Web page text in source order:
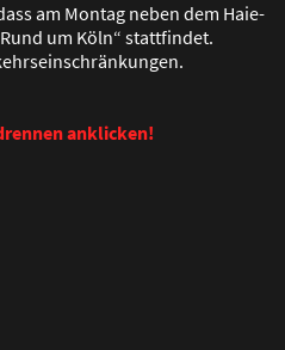
am Montag neben dem Haie-
um Köln“ stattfindet.
anklicken!